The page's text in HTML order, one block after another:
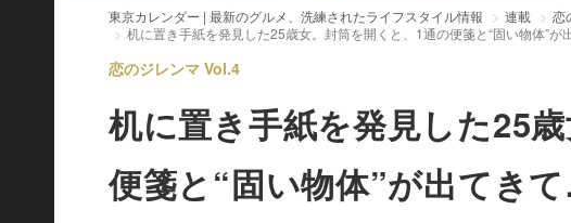
東京カレンダー | 最新のグルメ、洗練されたライフスタイル情報 連載
恋
机に置き手紙を発見した25歳女。封筒を開くと、1通の便箋と“固い物体”が
恋のジレンマ Vol.4
机に置き手紙を発見した25
便箋と“固い物体”が出てき